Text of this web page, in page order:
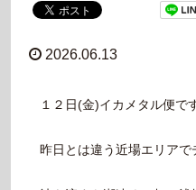
2026.06.13
１２日(金)イカメタル便で
昨日とは違う近場エリアで